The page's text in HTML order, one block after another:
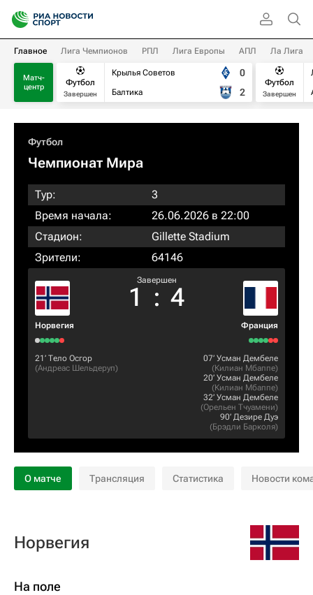
Главное Лига Чемпионов РПЛ Лига Европы АПЛ Ла Лига
Матч-
центр
Футбол
Завершен
Крылья Советов
Балтика
0
2
Футбол
Завершен
Футбол
Чемпионат Мира
Тур:
3
Время начала:
26.06.2026 в 22:00
Стадион:
Gillette Stadium
Зрители:
64146
Норвегия
Завершен
1 : 4
Франция
21‎’‎ Тело Осгор
(Андреас Шельдеруп)
07‎’‎ Усман Дембеле
(Килиан Мбаппе)
20‎’‎ Усман Дембеле
(Килиан Мбаппе)
32‎’‎ Усман Дембеле
(Орельен Тчуамени)
90‎’‎ Дезире Дуэ
(Брэдли Барколя)
О матче Трансляция Статистика Новости
Норвегия
На поле